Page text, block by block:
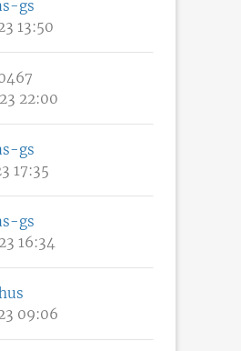
gs
13:50
22:00
gs
17:35
gs
16:34
09:06